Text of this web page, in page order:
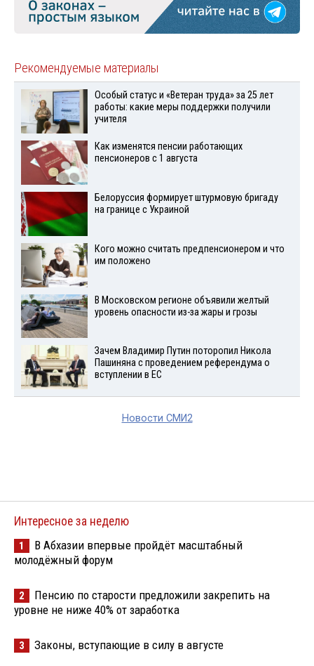
Рекомендуемые материалы
Особый статус и «Ветеран труда» за 25 лет
работы: какие меры поддержки получили
учителя
Как изменятся пенсии работающих
пенсионеров с 1 августа
Белоруссия формирует штурмовую бригаду
на границе с Украиной
Кого можно считать предпенсионером и что
им положено
В Московском регионе объявили желтый
уровень опасности из-за жары и грозы
Зачем Владимир Путин поторопил Никола
Пашиняна с проведением референдума о
вступлении в ЕС
Новости СМИ2
Интересное за неделю
1
В Абхазии впервые пройдёт масштабный
молодёжный форум
2
Пенсию по старости предложили закрепить на
уровне не ниже 40% от заработка
3 Законы, вступающие в силу в августе